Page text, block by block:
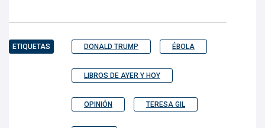
ETIQUETAS DONALD TRUMP ÉBOLA
LIBROS DE AYER Y HOY
OPINIÓN TERESA GIL